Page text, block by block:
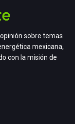
sobre temas
mexicana,
con la misión de